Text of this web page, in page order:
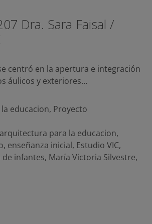
Dra. Sara Faisal /
centró en la apertura e integración
áulicos y exteriores…
educacion, Proyecto
arquitectura para la educacion,
, enseñanza inicial, Estudio VIC,
infantes, María Victoria Silvestre,